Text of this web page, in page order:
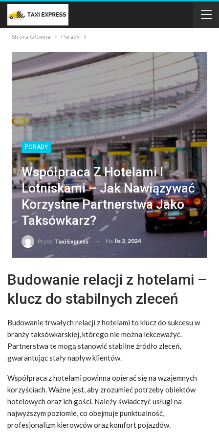
Strona Główna Porady
PORADY
Współpraca Z Hotelami I
Lotniskami – Jak Nawiązywać
Korzystne Partnerstwa Jako
Taksówkarz?
Przez Taxi Express Na lis 2, 2024
Budowanie relacji z hotelami –
klucz do stabilnych zleceń
Budowanie trwałych relacji z hotelami to klucz do sukcesu w
branży taksówkarskiej, którego nie można lekceważyć.
Partnerstwa te mogą stanowić stabilne źródło zleceń,
gwarantując stały napływ klientów.
Współpraca z hotelami powinna opierać się na wzajemnych
korzyściach. Ważne jest, aby zrozumieć potrzeby obiektów
hotelowych oraz ich gości. Należy świadczyć usługi na
najwyższym poziomie, co obejmuje punktualność,
profesjonalizm kierowców oraz komfort pojazdów.